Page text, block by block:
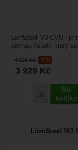
4 225Kč -7 %
3 929 Kč
Porovnat
Do
košíku
LionSteel M3 CVN - je
pevnou čepelí, který
nosí, a přesto je...
LionSteel M3